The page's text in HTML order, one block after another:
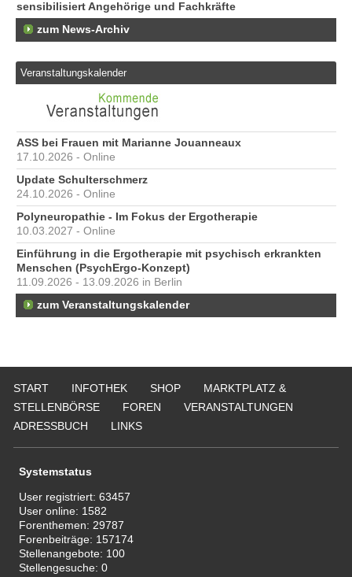
sensibilisiert Angehörige und Fachkräfte
zum News-Archiv
Veranstaltungskalender
ASS bei Frauen mit Marianne Jouanneaux
17.10.2026 - Online
Update Schulterschmerz
24.10.2026 - Online
Polyneuropathie - Im Fokus der Ergotherapie
10.03.2027 - Online
Einführung in die Ergotherapie mit psychisch erkrankten
Menschen (PsychErgo-Konzept)
11.09.2026 - 13.09.2026 in Berlin
zum Veranstaltungskalender
START INFOTHEK SHOP
MARKTPLATZ &
STELLENBÖRSE
FOREN
VERANSTALTUNGEN
ADRESSBUCH
LINKS
Systemstatus
User registriert:63457
User online: 1582
Forenthemen: 29787
Forenbeiträge: 157174
Stellenangebote: 100
Stellengesuche:0